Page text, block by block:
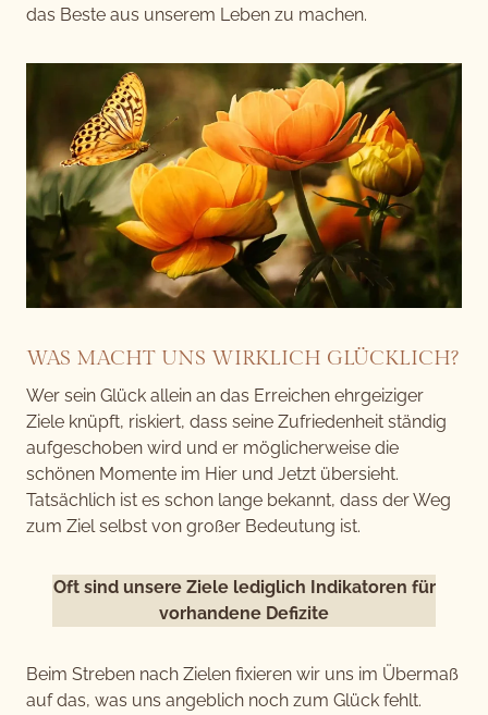
das Beste aus unserem Leben zu machen.
WAS MACHT UNS WIRKLICH GLÜCKLICH?
Wer sein Glück allein an das Erreichen ehrgeiziger
Ziele knüpft, riskiert, dass seine Zufriedenheit ständig
aufgeschoben wird und er möglicherweise die
schönen Momente im Hier und Jetzt übersieht.
Tatsächlich ist es schon lange bekannt, dass der Weg
zum Ziel selbst von großer Bedeutung ist.
Oft sind unsere Ziele lediglich Indikatoren für
vorhandene Defizite
Beim Streben nach Zielen fixieren wir uns im Übermaß
auf das, was uns angeblich noch zum Glück fehlt.